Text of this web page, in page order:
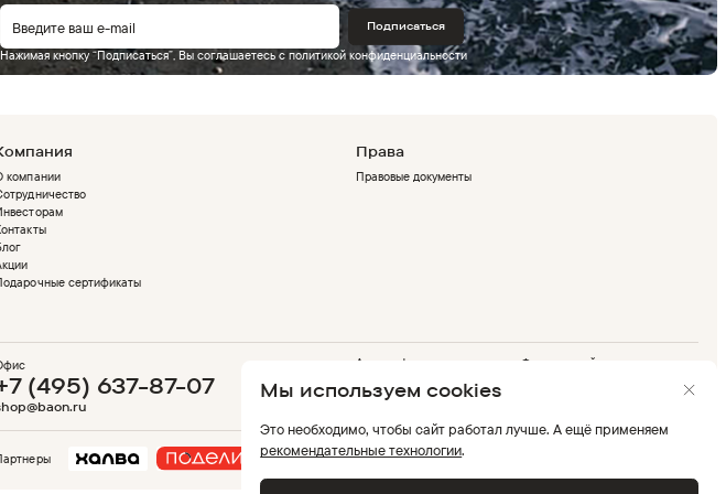
Подписаться
Нажимая кнопку “Подписаться”, Вы соглашаетесь с политикой конфиденциальности
Мы используем cookies
Это необходимо, чтобы сайт работал лучше. А ещё применяем
рекомендательные технологии.
компании
сертификаты
Права
Правовые документы
(495) 637-87-07
Адрес офиса
г. Москва, Дербеневская
набережная 7,стр. 9
Флагманский магазин
Мы в соцсетях